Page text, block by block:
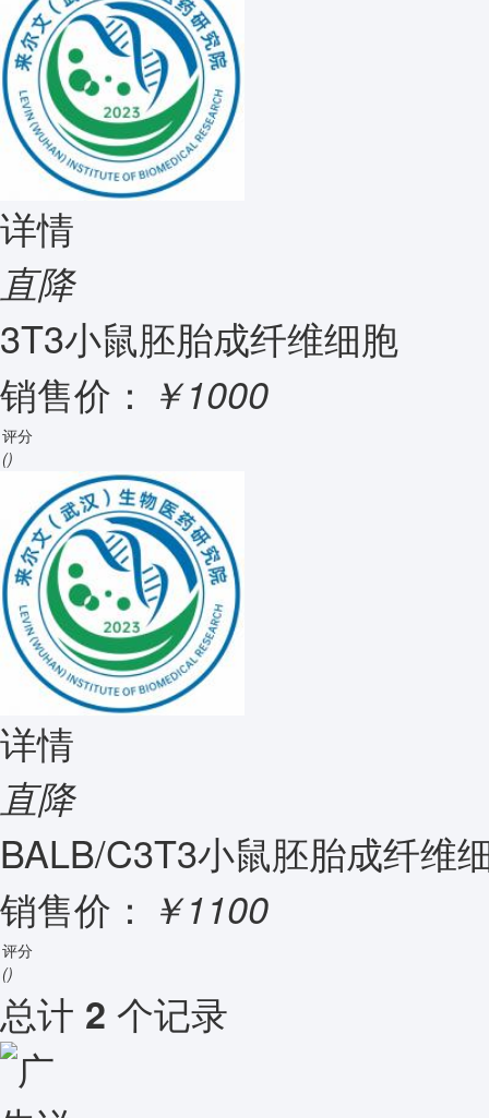
详情
直降
3T3小鼠胚胎成纤维细胞
销售价： ￥1000
评分
()
详情
直降
BALB/C3T3小鼠胚胎成纤维
销售价： ￥1100
评分
()
总计 2 个记录